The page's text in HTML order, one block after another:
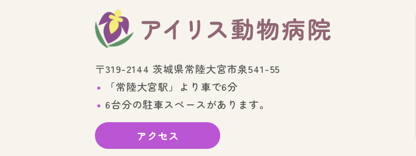
〒319-2144 茨城県常陸大宮市泉541-55
「常陸大宮駅」より車で6分
6台分の駐車スペースがあります。
アクセス